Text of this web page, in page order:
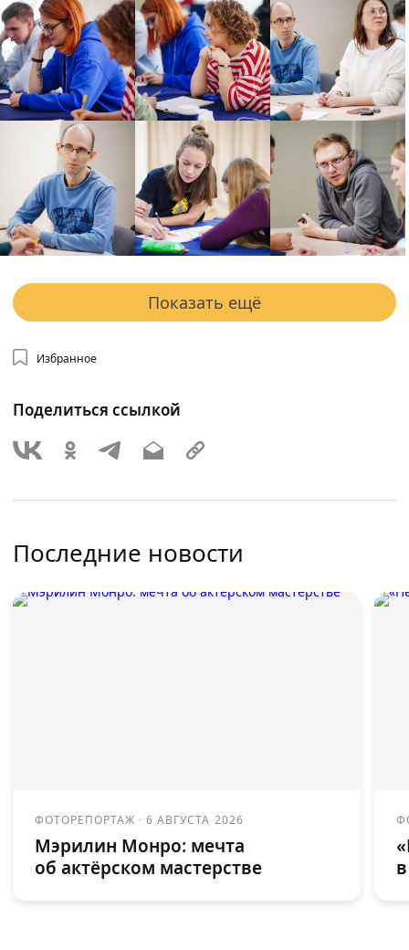
Показать ещё
Избранное
Поделиться ссылкой
Последние новости
ФОТОРЕПОРТАЖ ·6 АВГУСТА 2026
Мэрилин Монро: мечта
об актёрском мастерстве